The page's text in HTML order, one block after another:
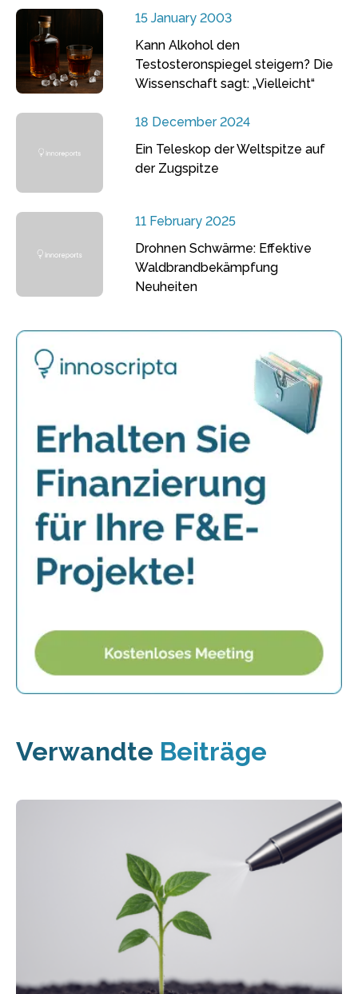
15 January 2003
Kann Alkohol den
Testosteronspiegel steigern? Die
Wissenschaft sagt: „Vielleicht“
18 December 2024
Ein Teleskop der Weltspitze auf
der Zugspitze
11 February 2025
Drohnen Schwärme: Effektive
Waldbrandbekämpfung
Neuheiten
Verwandte Beiträge